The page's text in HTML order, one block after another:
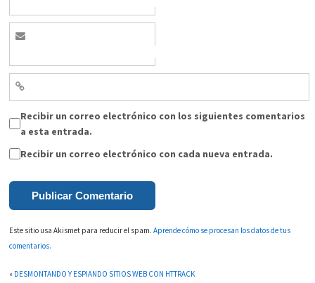
Recibir un correo electrónico con los siguientes comentarios
a esta entrada.
Recibir un correo electrónico con cada nueva entrada.
Este sitio usa Akismet para reducir el spam.Aprende cómo se procesan los datos de tus
comentarios.
« DESMONTANDO Y ESPIANDO SITIOS WEB CON HTTRACK